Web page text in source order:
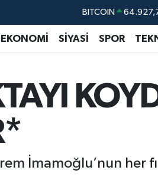
DOLAR
EURO
BİST100
EKONOMİ SİYASİ SPOR
İmamoğlu’nun her